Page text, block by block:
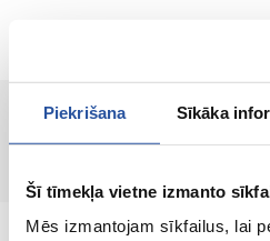
Piekrišana Sīkāka
Šī tīmekļa vietne izmanto
Mēs izmantojam sīkfailus, lai
Page not